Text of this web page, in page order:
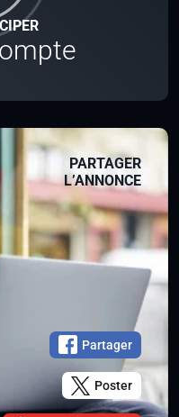
PARTAGER
L’ANNONCE
Partager
Poster